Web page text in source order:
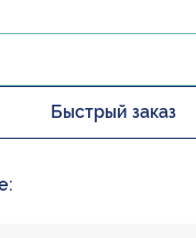
Быстрый заказ